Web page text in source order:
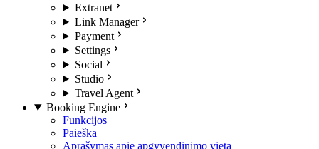
Extranet
Link Manager
Payment
Settings
Social
Studio
Travel Agent
Booking Engine
Funkcijos
Paieška
Aprašymas apie apgyvendinimo vietą